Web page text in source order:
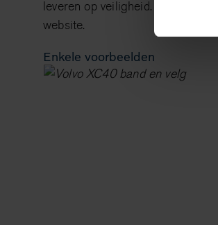
leveren op veiligheid. Vind de
website.
Enkele voorbeelden